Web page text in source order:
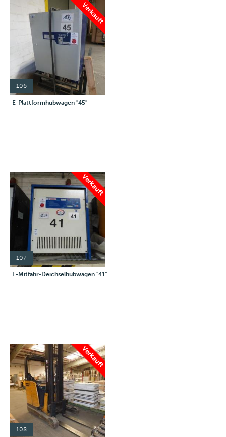
Verkauft
106
E-Plattformhubwagen "45"
Verkauft
107
E-Mitfahr-Deichselhubwagen "41"
Verkauft
108